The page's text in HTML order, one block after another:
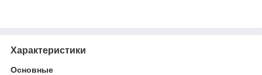
Характеристики
Основные